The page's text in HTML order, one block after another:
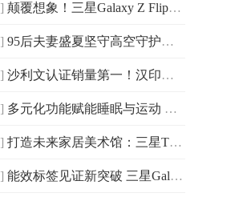
] 颠覆想象！三星Galaxy Z Flip7灵活拍摄方式让创作更自由、更简单
] 95后夫妻盛夏坚守高空守护万家清凉 京东以旧换新享国补再送外卖券
] 沙利文认证销量第一！汉印便携A4打印机如何引爆新蓝海
] 多元化功能赋能睡眠与运动 三星Galaxy Watch8系列初体验
] 打造未来家居美术馆：三星The Frame画壁艺术电视凭何成为客厅空间主角？
] 能效标签见证新突破 三星Galaxy Z Flip7系列带给用户更安心的体验